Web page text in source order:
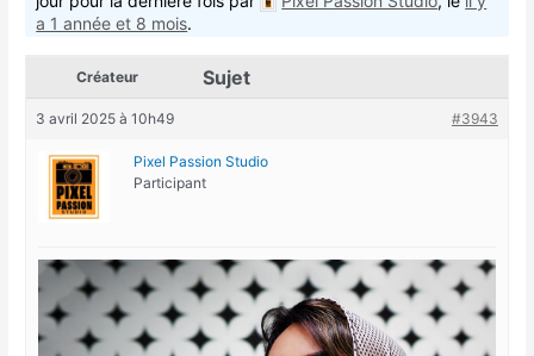
a 1 année et 8 mois.
Créateur Sujet
3 avril 2025 à 10h49 #3943
Pixel Passion Studio
Participant